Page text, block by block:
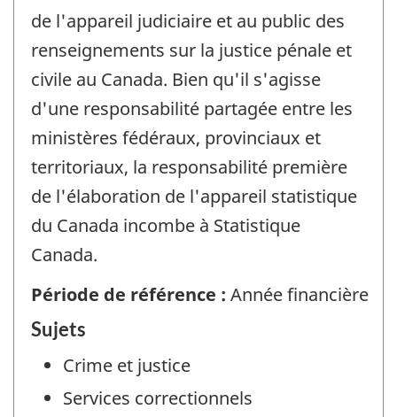
de l'appareil judiciaire et au public des
renseignements sur la justice pénale et
civile au Canada. Bien qu'il s'agisse
d'une responsabilité partagée entre les
ministères fédéraux, provinciaux et
territoriaux, la responsabilité première
de l'élaboration de l'appareil statistique
du Canada incombe à Statistique
Canada.
Période de référence : Année financière
Sujets
Crime et justice
Services correctionnels